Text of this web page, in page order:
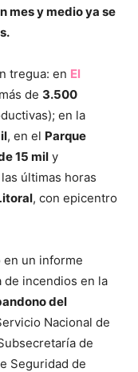
mes y medio ya se
tregua: en El
de 3.500
en la
, en el Parque
15 mil y
las últimas horas
, con epicentro
en un informe
de incendios en la
del
Nacional de
de
Seguridad de